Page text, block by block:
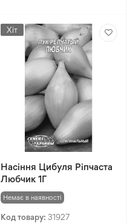
Хіт
Насіння Цибуля Ріпчаста
Любчик 1Г
Немає в наявності
Код товару: 31927